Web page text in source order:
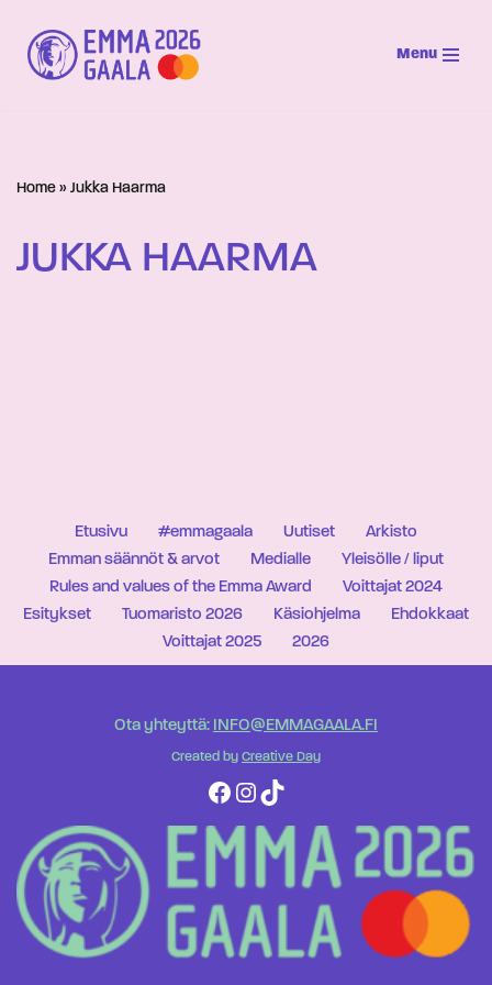
Siirry
suoraan
Menu
Home » Jukka Haarma
JUKKA HAARMA
Etusivu #emmagaala Uutiset
Arkisto
Emman säännöt & arvot
Medialle
Yleisölle / liput
Rules and values of the Emma Award
Voittajat 2024
Esitykset
Tuomaristo 2026 Käsiohjelma
Ehdokkaat
Voittajat 2025
2026
Ota yhteyttä: INFO@EMMAGAALA.FI
Created by Creative Day